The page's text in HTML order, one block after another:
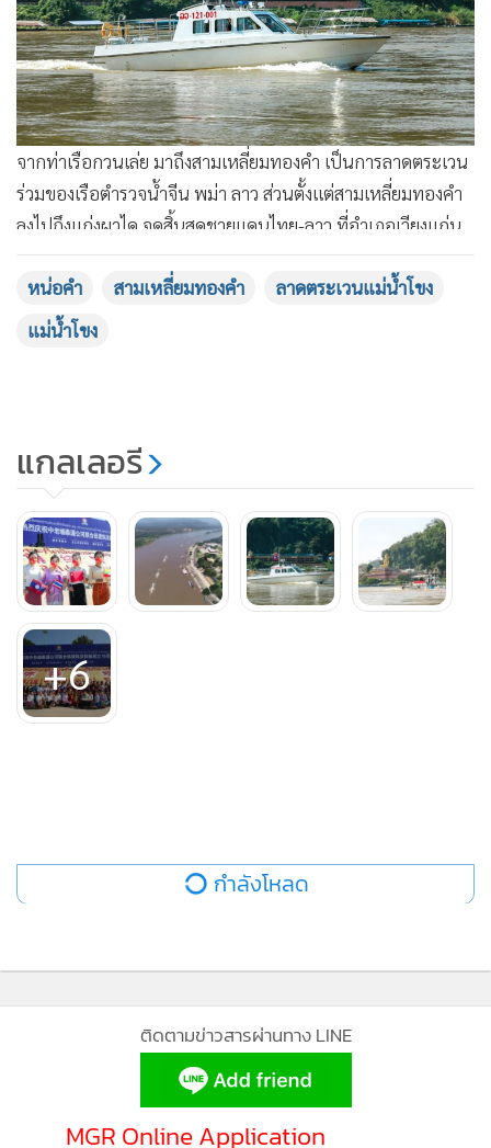
หน่อคำ สามเหลี่ยมทองคำ
ลาดตระเวนแม่น้ำโขง
แม่น้ำโขง
แกลเลอรี
+8
กำลังโหลด...
ติดตามข่าวสารผ่านทาง LINE
MGR Online Application